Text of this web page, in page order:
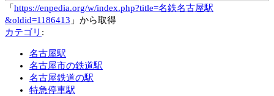
「 https://enpedia.org/w/index.php?title=名鉄名古屋駅
&oldid=1186413 」から取得
カテゴリ :
名古屋駅
名古屋市の鉄道駅
名古屋鉄道の駅
特急停車駅